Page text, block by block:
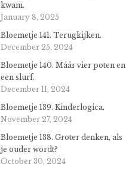
kwam.
January 8, 2025
Bloemetje 141. Terugkijken.
December 25, 2024
Bloemetje 140. Máár vier poten en
een slurf.
December 11, 2024
Bloemetje 139. Kinderlogica.
November 27, 2024
Bloemetje 138. Groter denken, als
je ouder wordt?
October 30, 2024